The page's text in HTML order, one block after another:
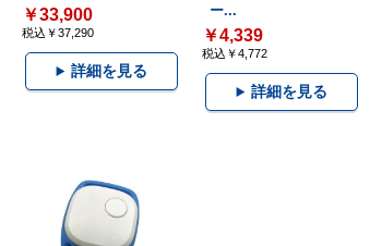
￥33,900
税込￥37,290
詳細を見る
ー...
￥4,339
税込￥4,772
詳細を見る